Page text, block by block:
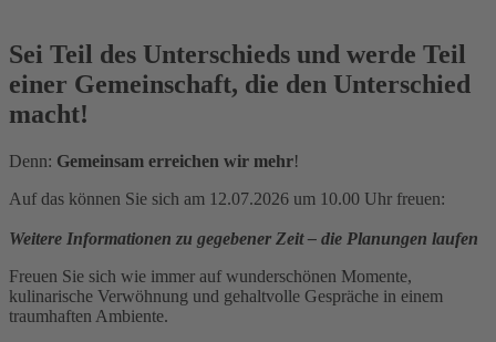
Sei Teil des Unterschieds und werde Teil
einer Gemeinschaft, die den Unterschied
macht!
Denn: Gemeinsam erreichen wir mehr!
Auf das können Sie sich am 12.07.2026 um 10.00 Uhr freuen:
Weitere Informationen zu gegebener Zeit – die Planungen laufen
Freuen Sie sich wie immer auf wunderschönen Momente,
kulinarische Verwöhnung und gehaltvolle Gespräche in einem
traumhaften Ambiente.